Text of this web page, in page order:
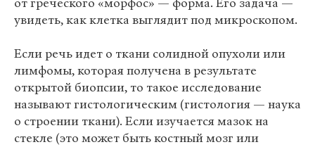
от греческого «морфос» — форма. Его задача —
увидеть, как клетка выглядит под микроскопом.
Если речь идет о ткани солидной опухоли или
лимфомы, которая получена в результате
открытой биопсии, то такое исследование
называют гистологическим (гистология — наука
о строении ткани). Если изучается мазок на
стекле (это может быть костный мозг или